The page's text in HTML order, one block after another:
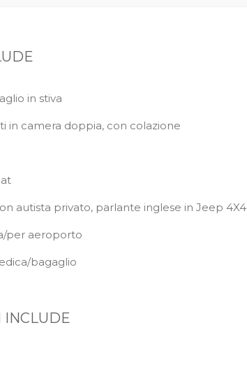
in stiva
in camera doppia, con colazione
autista privato, parlante inglese in Jeep 4X4
per aeroporto
bagaglio
INCLUDE